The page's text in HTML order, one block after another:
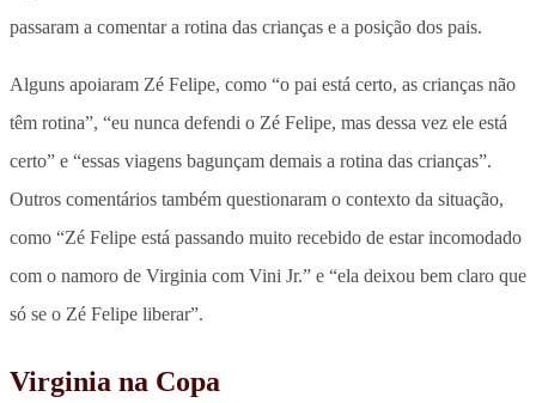
passaram a comentar a rotina das crianças e a posição dos pais.
Alguns apoiaram Zé Felipe, como “o pai está certo, as crianças não
têm rotina”, “eu nunca defendi o Zé Felipe, mas dessa vez ele está
certo” e “essas viagens bagunçam demais a rotina das crianças”.
Outros comentários também questionaram o contexto da situação,
como “Zé Felipe está passando muito recebido de estar incomodado
com o namoro de Virginia com Vini Jr.” e “ela deixou bem claro que
só se o Zé Felipe liberar”.
Virginia na Copa